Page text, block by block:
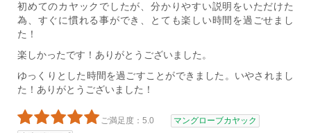
初めてのカヤックでしたが、分かりやすい説明をいただけた
為、すぐに慣れる事ができ、とても楽しい時間を過ごせまし
た！
楽しかったです！ありがとうございました。
ゆっくりとした時間を過ごすことができました。いやされまし
た！ありがとうございました！
ご満足度：5.0
マングローブカヤック